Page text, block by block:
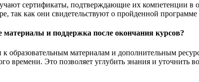
сертификаты, подтверждающие их компетенции
так как они свидетельствуют о пройденной
и поддержка после окончания курсов?
к образовательным материалам и дополнительным
времени. Это позволяет углубить знания и